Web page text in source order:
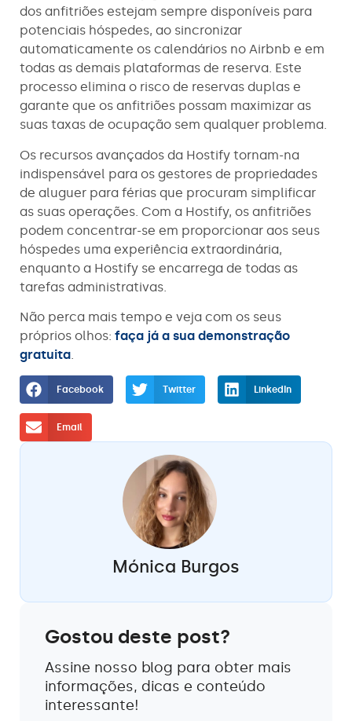
dos anfitriões estejam sempre disponíveis para
potenciais hóspedes, ao sincronizar
automaticamente os calendários no Airbnb e em
todas as demais plataformas de reserva. Este
processo elimina o risco de reservas duplas e
garante que os anfitriões possam maximizar as
suas taxas de ocupação sem qualquer problema.
Os recursos avançados da Hostify tornam-na
indispensável para os gestores de propriedades
de aluguer para férias que procuram simplificar
as suas operações. Com a Hostify, os anfitriões
podem concentrar-se em proporcionar aos seus
hóspedes uma experiência extraordinária,
enquanto a Hostify se encarrega de todas as
tarefas administrativas.
Não perca mais tempo e veja com os seus
próprios olhos: faça já a sua demonstração
gratuita.
Facebook Twitter LinkedIn
Email
Mónica Burgos
Gostou deste post?
Assine nosso blog para obter mais
informações, dicas e conteúdo
interessante!